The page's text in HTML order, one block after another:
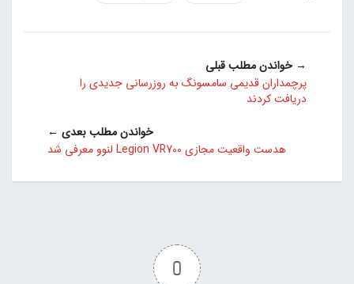
→ خواندن مطلب قبلی
پرچمداران قدیمی سامسونگ به روزرسانی جدیدی را
دریافت کردند
خواندن مطلب بعدی ←
هدست واقعیت مجازی Legion VR700 لنوو معرفی شد
0